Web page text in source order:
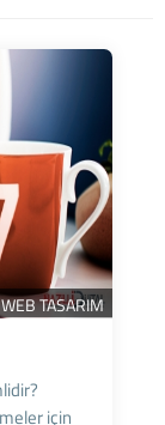
WEB TASARIM
için